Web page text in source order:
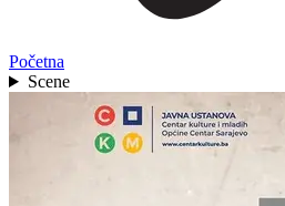
Početna
Scene